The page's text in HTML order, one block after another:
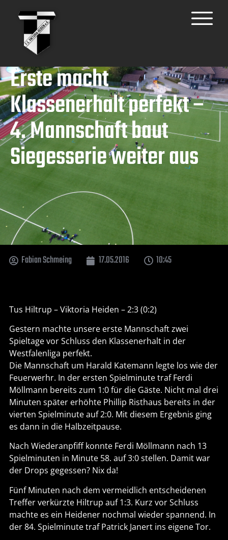
Erste macht
Klassenerhalt perfekt –
4. Mannschaft baut
Siegesserie weiter aus
Fabian Schmeing 17.05.2016 10:45
Tus Hiltrup – Viktoria Heiden – 2:3 (0:2)
Gestern machte unsere erste Mannschaft zwei
Spieltage vor Schluss den Klassenerhalt in der
Westfalenliga perfekt.
Die Mannschaft um Harald Katemann legte los wie der
Feuerwerhr. In der ersten Spielminute traf Ferdi
Möllmann bereits zum 1:0 für die Gäste. Nicht mal drei
Minuten später erhöhte Phillip Risthaus bereits in der
vierten Spielminute auf 2:0. Mit diesem Ergebnis ging
es dann in die Halbzeitpause.
Nach Wiederanpfiff konnte Ferdi Möllmann nach 13
Spielminuten in Minute 58. auf 3:0 stellen. Damit war
der Drops gegessen? Nix da!
Fünf Minuten nach dem vermeidlich entscheidenen
Treffer verkürzte Hiltrup auf 1:3. Kurz vor Schluss
machte es ein Heidener nochmal wieder spannend. In
der 84. Spielminute traf Patrick Janert ins eigene Tor.